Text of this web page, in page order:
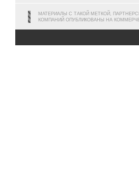
МАТЕРИАЛЫ С ТАКОЙ МЕТКОЙ,
КОМПАНИЙ ОПУБЛИКОВАНЫ НА